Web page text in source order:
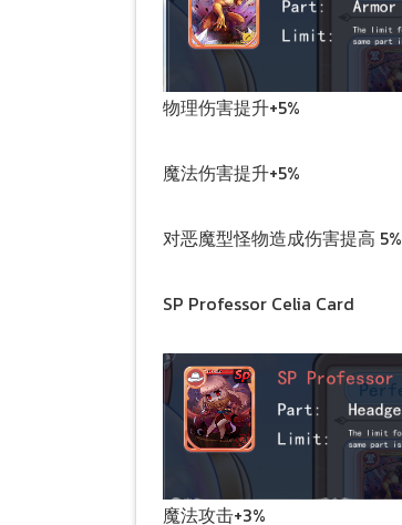
物理伤害提升+5%
魔法伤害提升+5%
对恶魔型怪物造成伤害提高 5%
SP Professor Celia Card
魔法攻击+3%